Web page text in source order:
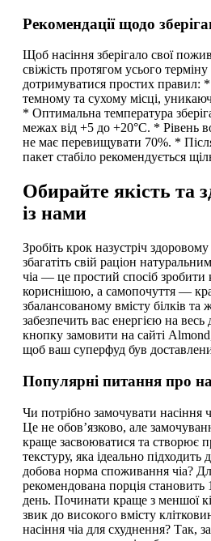
Рекомендації щодо
Щоб насіння зберігало свої
свіжість протягом усього
дотримуватися простих правил: *
темному та сухому місці,
* Оптимальна температура
межах від +5 до +20°C. * Рівень
не має перевищувати 70%. *
пакет стабіло рекомендується
Обирайте якість та
із нами
Зробіть крок назустріч
збагатіть свій раціон
чіа — це простий спосіб зробити
кориснішою, а самопочуття —
збалансованому вмісту білків та
забезпечить вас енергією на
кнопку замовити на сайті
щоб ваш суперфуд був
Популярні питання про
Чи потрібно замочувати насіння
Це не обов’язково, але
краще засвоюватися та створює
текстуру, яка ідеально підходить
добова норма споживання чіа?
рекомендована порція становить
день. Починати краще з меншої
звик до високого вмісту
насіння чіа для схуднення? Так,